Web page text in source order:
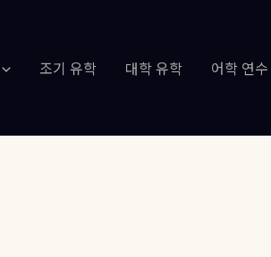
조기 유학 대학 유학 어학 연수